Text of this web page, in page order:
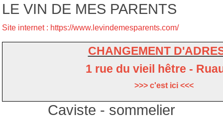
LE VIN DE MES PARENTS
Site internet : https://www.levindemesparents.com/
CHANGEMENT
1 rue du vieil hêtre -
>>> c'est ici <<<
Caviste - sommelier